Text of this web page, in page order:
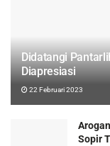
Didatangi
Diapresiasi
22 Februari 2023
Sopir